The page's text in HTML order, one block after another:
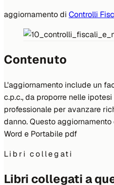
aggiornamento di Controlli
Contenuto
L'aggiornamento include un
c.p.c., da proporre nelle
professionale per avanzare
danno. Questo
Word e Portabile pdf
Libri collegati
Libri collegati a